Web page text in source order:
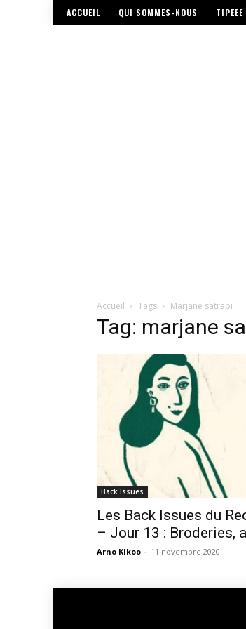
ACCUEIL QUI SOMMES-NOUS TIPEEE
Accueil Tags Marjane satrapi
Tag: marjane
Back Issues
Les Back Issues du
– Jour 13 : Broderies,
Arno Kikoo - 11 novembre 2020